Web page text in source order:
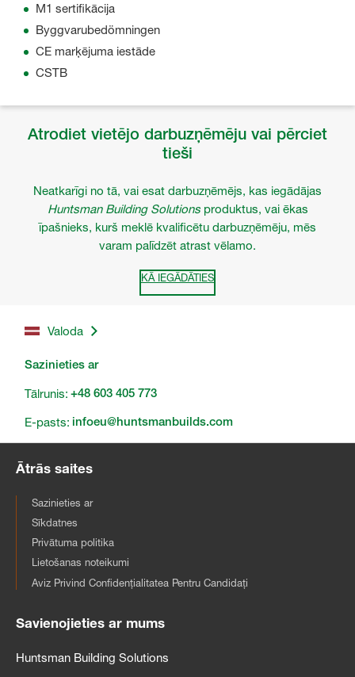
M1 sertifikācija
Byggvarubedömningen
CE marķējuma iestāde
CSTB
Atrodiet vietējo darbuzņēmēju vai pērciet
tieši
Neatkarīgi no tā, vai esat darbuzņēmējs, kas iegādājas
Huntsman Building Solutionsproduktus, vai ēkas
īpašnieks, kurš meklē kvalificētu darbuzņēmēju, mēs
varam palīdzēt atrast vēlamo.
KĀ IEGĀDĀTIES
Valoda
Sazinieties ar
Tālrunis: +48 603 405 773
E-pasts: infoeu@huntsmanbuilds.com
Ātrās saites
Sazinieties ar
Sīkdatnes
Privātuma politika
Lietošanas noteikumi
Aviz Privind Confidențialitatea Pentru Candidați
Savienojieties ar mums
Huntsman Building Solutions